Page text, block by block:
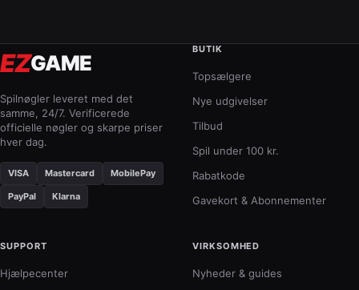
EZGAME
Spilnøgler leveret med det
samme, 24/7. Verificerede
officielle nøgler og skarpe priser
hver dag.
VISA Mastercard MobilePay
PayPal Klarna
BUTIK
Topsælgere
Nye udgivelser
Tilbud
Spil under 100 kr.
Rabatkode
Gavekort & Abonnementer
SUPPORT
Hjælpecenter
VIRKSOMHED
Nyheder & guides